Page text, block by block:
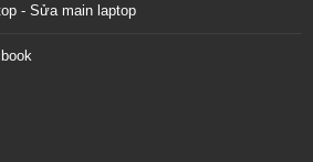
- Sửa main laptop